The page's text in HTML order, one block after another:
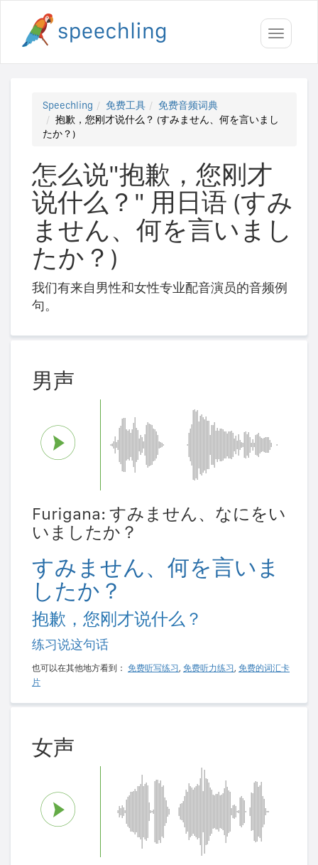
Toggle
Speechling 免费工具
免费音频词典
抱歉，您刚才说什么？ (すみません、何を言いまし
たか？)
怎么说"抱歉，您刚才
说什么？" 用日语 (すみ
ません、何を言いまし
たか？)
我们有来自男性和女性专业配音演员的音频例
句。
男声
Furigana: すみません、なにをい
いましたか？
すみません、何を言いま
したか？
抱歉，您刚才说什么？
练习说这句话
也可以在其他地方看到： 免费听写练习, 免费听力练习, 免费的词汇卡
片
女声